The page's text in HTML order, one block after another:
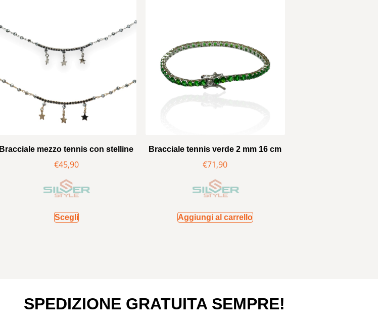
Bracciale mezzo tennis con stelline
€45,90
Scegli
Bracciale tennis verde 2 mm 16 cm
€71,90
Aggiungi al carrello
SPEDIZIONE GRATUITA SEMPRE!